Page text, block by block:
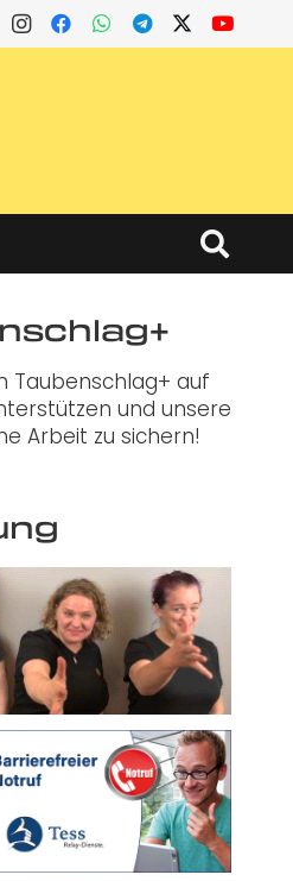
Taubenschlag+ auf
und unsere
Arbeit zu sichern!